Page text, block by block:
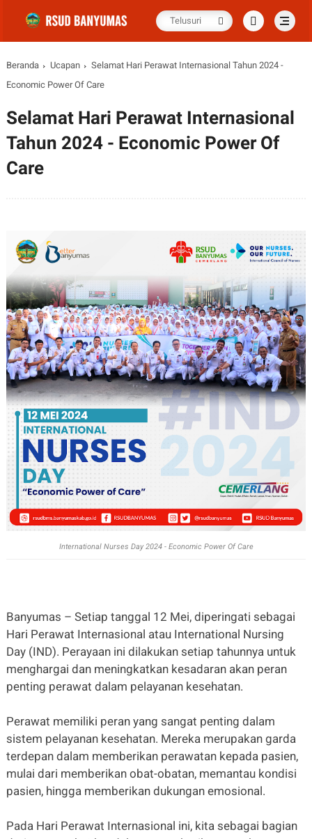
Beranda Ucapan
Selamat Hari Perawat Internasional Tahun 2024 -
Economic Power Of Care
Selamat Hari Perawat Internasional
Tahun 2024 - Economic Power Of
Care
International Nurses Day 2024 - Economic Power Of Care
Banyumas – Setiap tanggal 12 Mei, diperingati sebagai
Hari Perawat Internasional atau International Nursing
Day (IND). Perayaan ini dilakukan setiap tahunnya untuk
menghargai dan meningkatkan kesadaran akan peran
penting perawat dalam pelayanan kesehatan.
Perawat memiliki peran yang sangat penting dalam
sistem pelayanan kesehatan. Mereka merupakan garda
terdepan dalam memberikan perawatan kepada pasien,
mulai dari memberikan obat-obatan, memantau kondisi
pasien, hingga memberikan dukungan emosional.
Pada Hari Perawat Internasional ini, kita sebagai bagian